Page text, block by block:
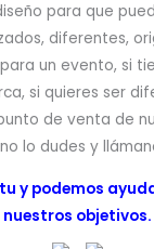
para que
diferentes,
un evento, si
si quieres ser
de venta de
lo dudes y
y podemos
nuestros objetivos.